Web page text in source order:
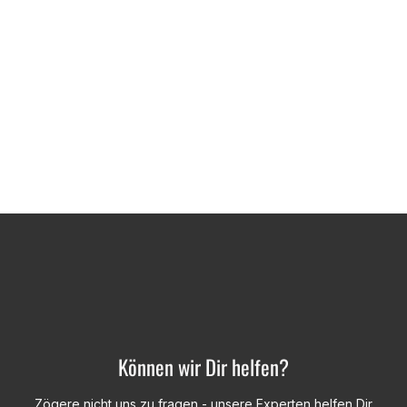
Können wir Dir helfen?